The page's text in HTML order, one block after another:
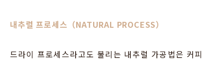
2026 여름 세일! 재고 소진 시까지 30% 할인
내추럴 프로세스（NATURAL PROCESS）
드라이 프로세스라고도 불리는 내추럴 가공법은 커피